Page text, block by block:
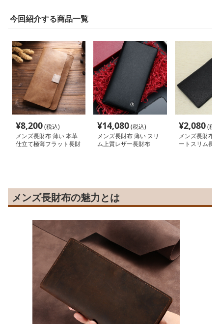
今回紹介する商品一覧
¥8,200(税込)
メンズ長財布 薄い 本革
仕立て極薄フラット長財
¥14,080(税込)
メンズ長財布 薄い スリ
ム上質レザー長財布
¥2,080(税
メンズ長財布
ートスリム長
メンズ長財布の魅力とは